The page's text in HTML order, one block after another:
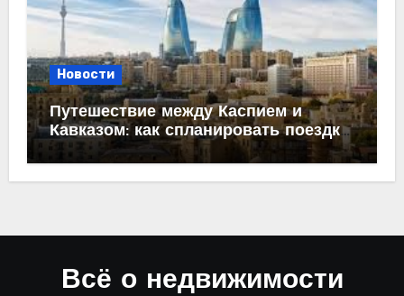
Новости
Путешествие между Каспием и
Кавказом: как спланировать поездку
из Махачкалы в Баку
Всё о недвижимости